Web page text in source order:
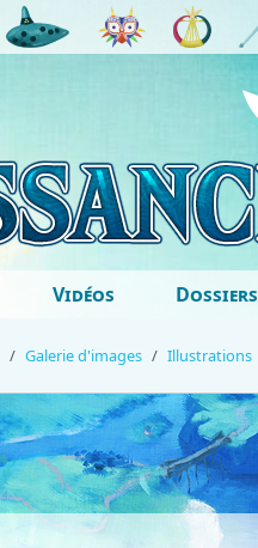
Vidéos Dossiers
Galerie d'images Illustrations